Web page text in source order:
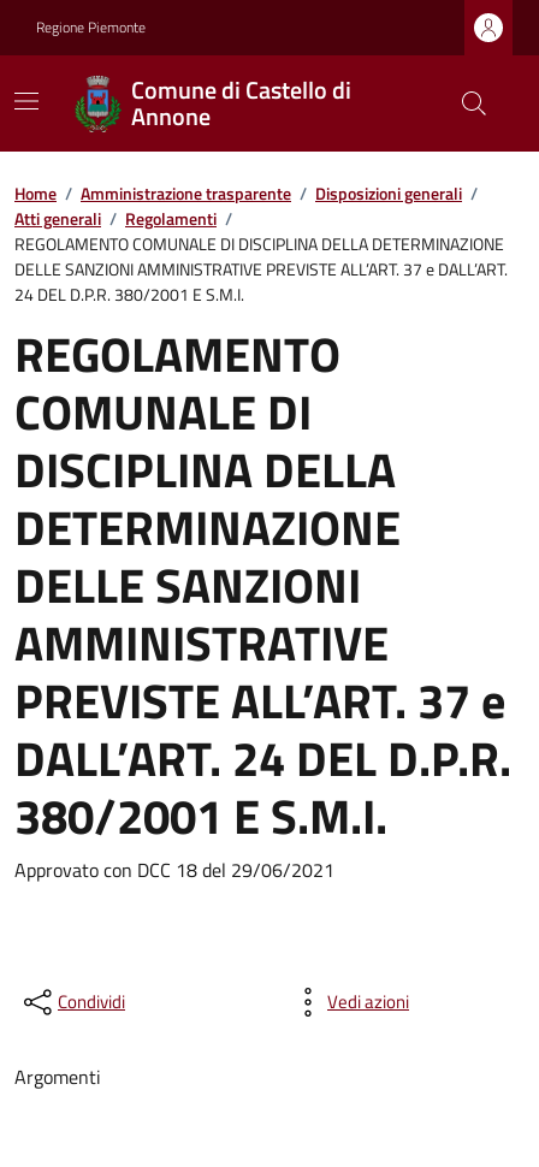
Regione Piemonte
Comune di Castello di
Annone
Home / Amministrazione trasparente / Disposizioni generali /
Atti generali / Regolamenti /
REGOLAMENTO COMUNALE DI DISCIPLINA DELLA DETERMINAZIONE
DELLE SANZIONI AMMINISTRATIVE PREVISTE ALL’ART. 37 e DALL’ART.
24 DEL D.P.R. 380/2001 E S.M.I.
REGOLAMENTO
COMUNALE DI
DISCIPLINA DELLA
DETERMINAZIONE
DELLE SANZIONI
AMMINISTRATIVE
PREVISTE ALL’ART. 37 e
DALL’ART. 24 DEL D.P.R.
380/2001 E S.M.I.
Approvato con DCC 18 del 29/06/2021
Condividi Vedi azioni
Argomenti